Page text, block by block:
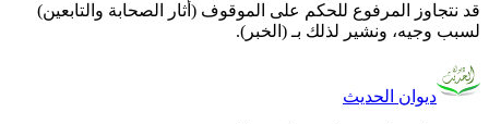
قد نتجاوز المرفوع للحكم على الموقوف (أثار الصحابة والتابعين)
لسبب وجيه، ونشير لذلك بـ (الخبر).
ديوان الحديث